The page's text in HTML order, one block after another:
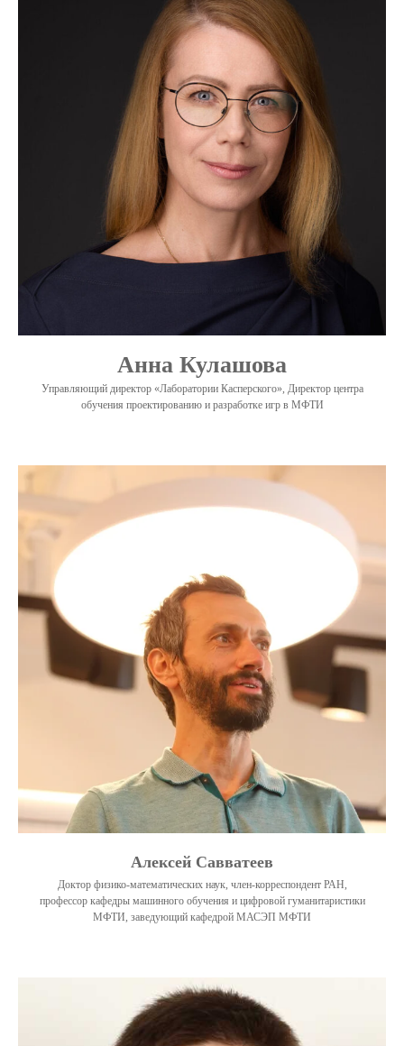
Анна Кулашова
Управляющий директор «Лаборатории Касперского», Директор центра
обучения проектированию и разработке игр в МФТИ
Алексей Савватеев
Доктор физико-математических наук, член-корреспондент РАН,
профессор кафедры машинного обучения и цифровой гуманитаристики
МФТИ, заведующий кафедрой МАСЭП МФТИ